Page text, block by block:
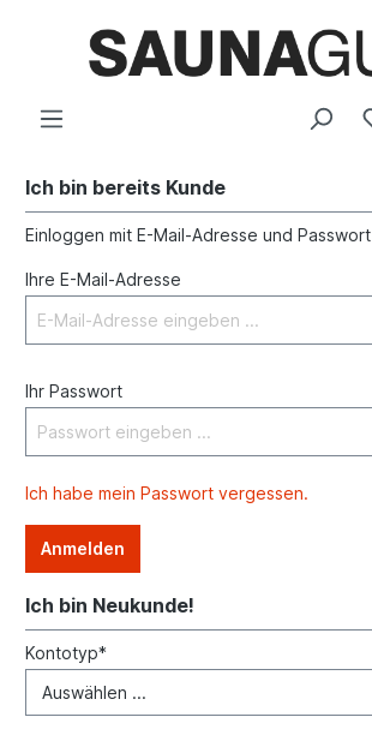
Ich bin bereits Kunde
Einloggen mit E-Mail-Adresse und Passwort
Ihre E-Mail-Adresse
Ihr Passwort
Ich habe mein Passwort vergessen.
Anmelden
Ich bin Neukunde!
Kontotyp*